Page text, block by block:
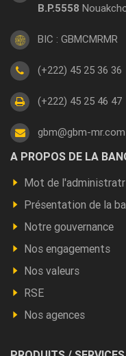
B.P.5558
BIC : GBMCMRMR
(+222) 45 25 36 36
(+222) 45 25 46 47
gbm@gbm-mr.com
Footer
a
A PROPOS DE LA
Mot de
Présentation de la
Notre gouvernance
Nos engagements
Nos valeurs
RSE
Nos agences